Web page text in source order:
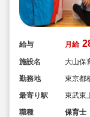
給与 月給
施設名
大山保
勤務地
東京都
最寄り駅
東武東
職種
保育士